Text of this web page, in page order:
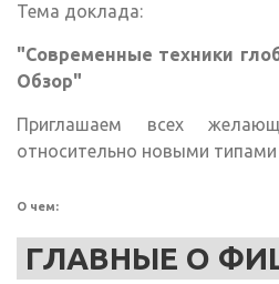
Тема доклада:
"Современные техники
Обзор"
Приглашаем всех
относительно новыми
О чем:
ГЛАВНЫЕ О